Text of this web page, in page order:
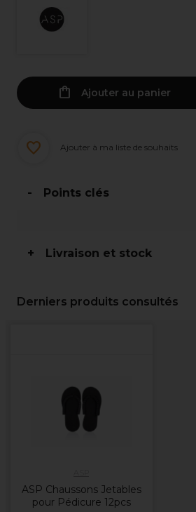
Ajouter au panier
Ajouter à ma liste de souhaits
Points clés
Livraison et stock
Derniers produits consultés
ASP Chaussons Jetables
pour Pédicure 12pcs